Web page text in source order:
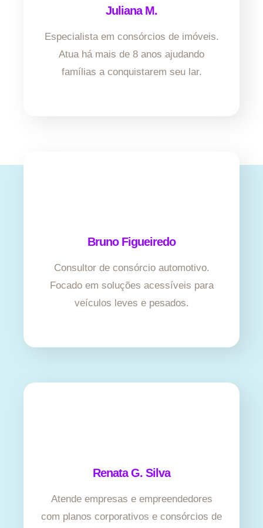
Juliana M.
Especialista em consórcios de imóveis.
Atua há mais de 8 anos ajudando
famílias a conquistarem seu lar.
Bruno Figueiredo
Consultor de consórcio automotivo.
Focado em soluções acessíveis para
veículos leves e pesados.
Renata G. Silva
Atende empresas e empreendedores
com planos corporativos e consórcios de